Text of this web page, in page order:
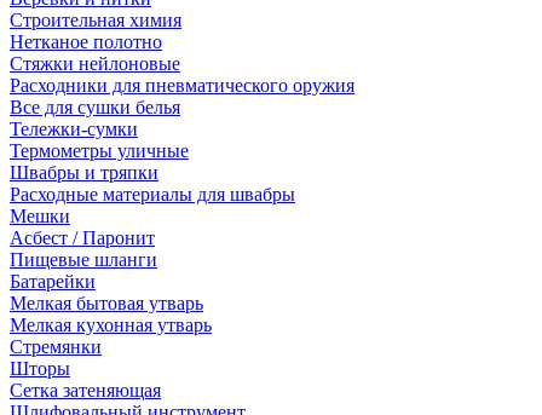
Строительная химия
Нетканое полотно
Стяжки нейлоновые
Расходники для пневматического оружия
Все для сушки белья
Тележки-сумки
Термометры уличные
Швабры и тряпки
Расходные материалы для швабры
Мешки
Асбест / Паронит
Пищевые шланги
Батарейки
Мелкая бытовая утварь
Мелкая кухонная утварь
Стремянки
Шторы
Сетка затеняющая